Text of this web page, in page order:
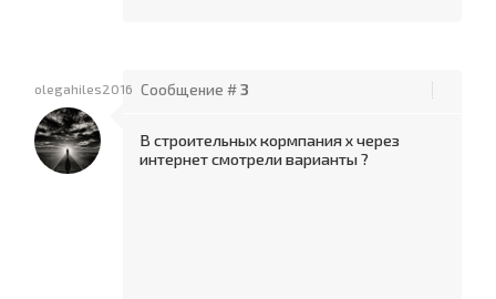
olegahiles2016 Сообщение #3
В строительных кормпания х через
интернет смотрели варианты ?